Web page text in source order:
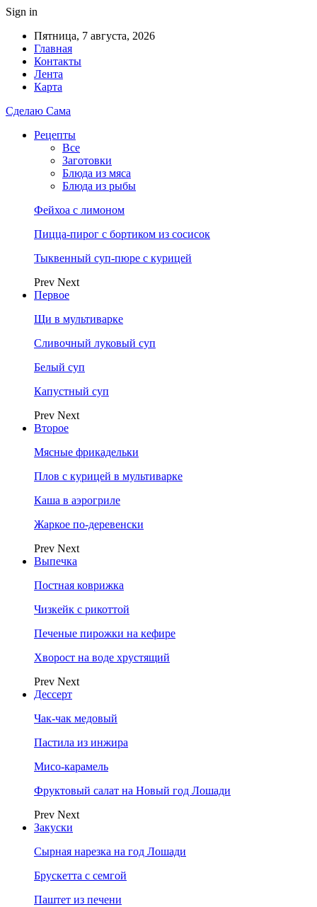
Sign in
Пятница, 7 августа, 2026
Главная
Контакты
Лента
Карта
Сделаю Сама
Рецепты
Все
Заготовки
Блюда из мяса
Блюда из рыбы
Фейхоа с лимоном
Пицца-пирог с бортиком из сосисок
Тыквенный суп-пюре с курицей
Prev Next
Первое
Щи в мультиварке
Сливочный луковый суп
Белый суп
Капустный суп
Prev Next
Второе
Мясные фрикадельки
Плов с курицей в мультиварке
Каша в аэрогриле
Жаркое по-деревенски
Prev Next
Выпечка
Постная коврижка
Чизкейк с рикоттой
Печеные пирожки на кефире
Хворост на воде хрустящий
Prev Next
Дессерт
Чак-чак медовый
Пастила из инжира
Мисо-карамель
Фруктовый салат на Новый год Лошади
Prev Next
Закуски
Сырная нарезка на год Лошади
Брускетта с семгой
Паштет из печени